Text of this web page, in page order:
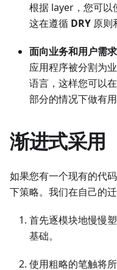
根据 layer，您可以
这在遵循 DRY 原则
面向业务和用户需求
应用程序被分割为
语言，这样您可以
部分的情况下做有用
渐进式采用
如果您有一个现有的代
下策略。我们在自己的
首先逐模块地慢慢
基础。
使用粗略的笔触将